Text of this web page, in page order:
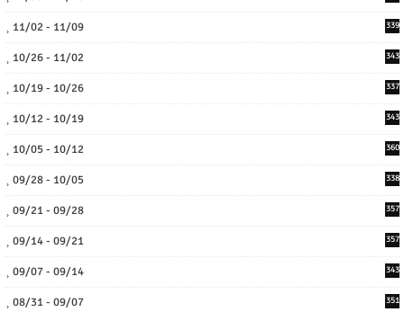
11/02 - 11/09 339
10/26 - 11/02 343
10/19 - 10/26 337
10/12 - 10/19 343
10/05 - 10/12 360
09/28 - 10/05 338
09/21 - 09/28 357
09/14 - 09/21 357
09/07 - 09/14 343
08/31 - 09/07 351